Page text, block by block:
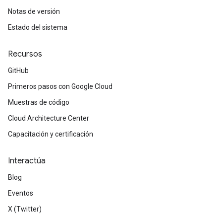
Notas de versión
Estado del sistema
Recursos
GitHub
Primeros pasos con Google Cloud
Muestras de código
Cloud Architecture Center
Capacitación y certificación
Interactúa
Blog
Eventos
X (Twitter)